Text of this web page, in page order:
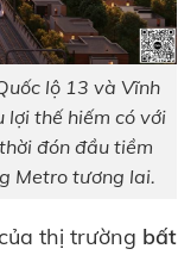
lộ 13 và Vĩnh
lợi thế hiếm có với
đón đầu tiềm
Metro tương lai.
thị trường bất